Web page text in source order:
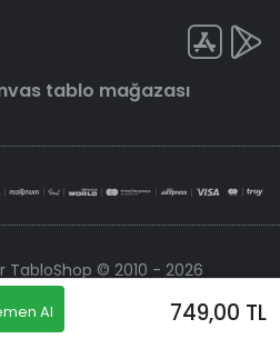
749,00 TL
Al
tablo mağazası
TabloShop © 2010 - 2026
sistemiyle korunmaktadır.